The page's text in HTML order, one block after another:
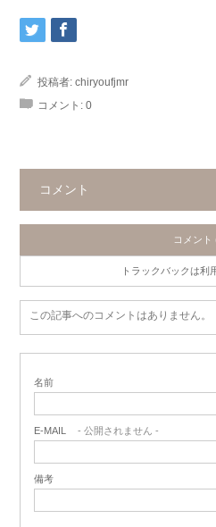
投稿者: chiryoufjmr
コメント: 0
コメント
コメント
トラックバックは利
この記事へのコメントはありません。
名前
E-MAIL - 公開されません -
備考